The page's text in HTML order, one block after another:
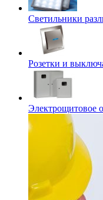
Светильники
Розетки и
Электрощитовое